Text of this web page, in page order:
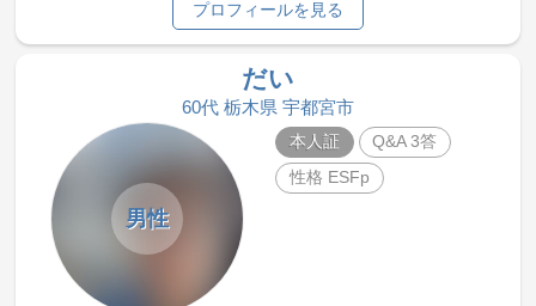
プロフィールを見る
だい
60代 栃木県 宇都宮市
男性
本人証
Q&A 3答
性格 ESFp